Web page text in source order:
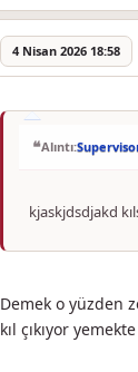
4 Nisan 2026 18:58
Alıntı:
kjaskjdsdjakd
Demek o yüzden
kıl çıkıyor